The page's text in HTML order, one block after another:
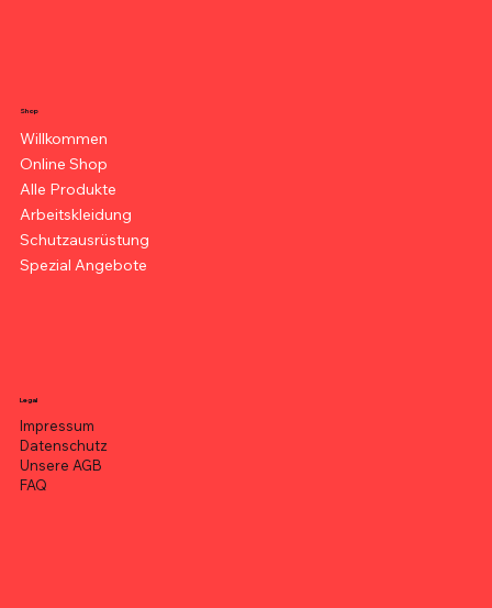
Shop
Willkommen
Online Shop
Alle Produkte
Arbeitskleidung
Schutzausrüstung
Spezial Angebote
Legal
Impressum
Datenschutz
Unsere AGB
FAQ